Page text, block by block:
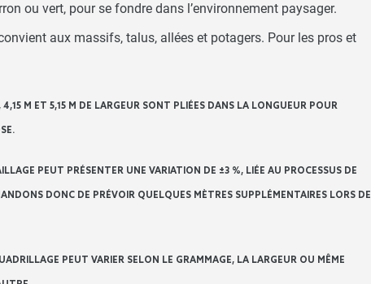
ou vert, pour se fondre dans l’environnement paysager.
aux massifs, talus, allées et potagers. Pour les pros et
M ET 5,15 M DE LARGEUR SONT PLIÉES DANS LA LONGUEUR POUR
PEUT PRÉSENTER UNE VARIATION DE ±3 %, LIÉE AU PROCESSUS DE
DONC DE PRÉVOIR QUELQUES MÈTRES SUPPLÉMENTAIRES LORS DE
PEUT VARIER SELON LE GRAMMAGE, LA LARGEUR OU MÊME